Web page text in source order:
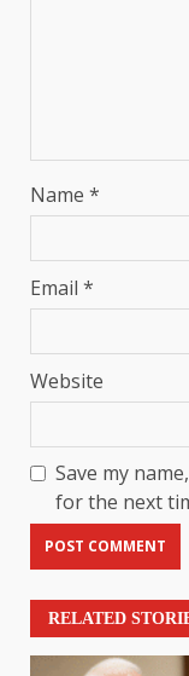
Name *
Email *
Website
Save my
for the next
RELATED